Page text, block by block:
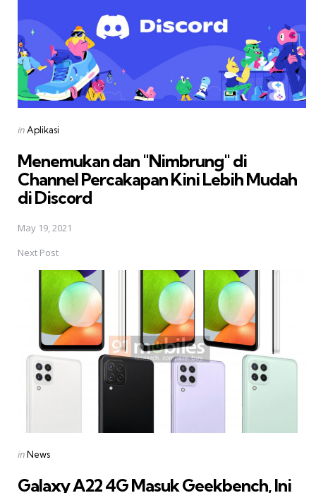
Posted
inAplikasi
Menemukan dan "Nimbrung" di
Channel Percakapan Kini Lebih Mudah
di Discord
May 19, 2021
Next Post
Posted
inNews
Galaxy A22 4G Masuk Geekbench, Ini